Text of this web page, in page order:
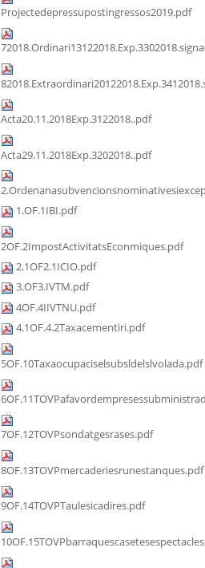
Projectedepressupostingressos2019.pdf
Acta20.11.2018Exp.3122018..pdf
Acta29.11.2018Exp.3202018..pdf
1.OF.1IBI.pdf
2OF.2ImpostActivitatsEconmiques.pdf
2.1OF2.1ICIO.pdf
3.OF3.IVTM.pdf
4OF.4IIVTNU.pdf
4.1OF.4.2Taxacementiri.pdf
5OF.10Taxaocupaciselsubsldelslvolada.pdf
7OF.12TOVPsondatgesrases.pdf
8OF.13TOVPmercaderiesrunestanques.pdf
9OF.14TOVPTaulesicadires.pdf